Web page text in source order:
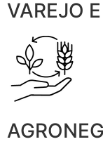
VAREJO